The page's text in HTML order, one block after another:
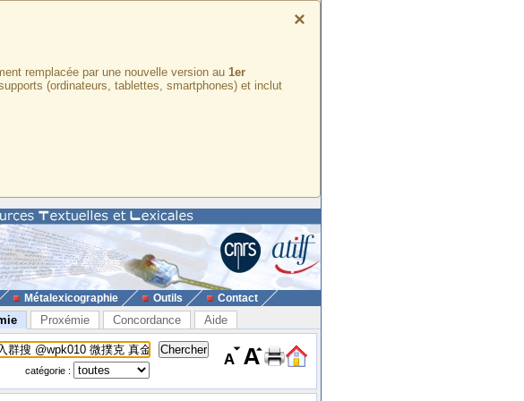
×
remplacée par une nouvelle version au 1er
(ordinateurs, tablettes, smartphones) et inclut
Métalexicographie Outils Contact
Proxémie Concordance Aide
catégorie :